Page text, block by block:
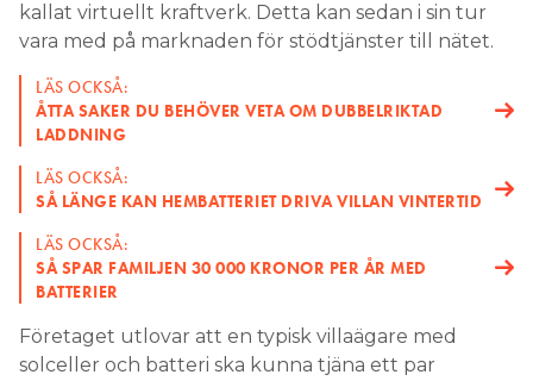
kallat virtuellt kraftverk. Detta kan sedan i sin tur
vara med på marknaden för stödtjänster till nätet.
LÄS OCKSÅ:
ÅTTA SAKER DU BEHÖVER VETA OM DUBBELRIKTAD
LADDNING
LÄS OCKSÅ:
SÅ LÄNGE KAN HEMBATTERIET DRIVA VILLAN VINTERTID
LÄS OCKSÅ:
SÅ SPAR FAMILJEN 30 000 KRONOR PER ÅR MED
BATTERIER
Företaget utlovar att en typisk villaägare med
solceller och batteri ska kunna tjäna ett par